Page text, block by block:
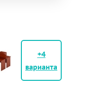
+4
варианта